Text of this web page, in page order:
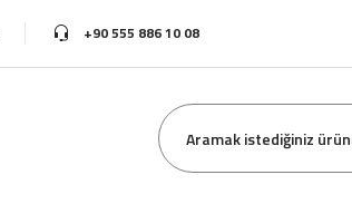
+90 555 886 10 08